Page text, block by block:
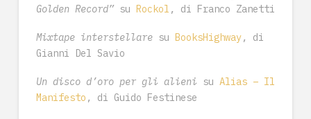
Golden Record”su Rockol , di Franco Zanetti
Mixtape interstellare su BooksHighway, di
Gianni Del Savio
Un disco d’oro per gli alieni su Alias – Il
Manifesto , di Guido Festinese